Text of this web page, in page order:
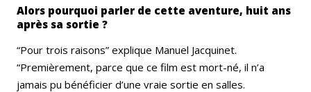
Alors pourquoi parler de cette aventure, huit ans
après sa sortie ?
“Pour trois raisons” explique Manuel Jacquinet.
“Premièrement, parce que ce film est mort-né, il n’a
jamais pu bénéficier d’une vraie sortie en salles.